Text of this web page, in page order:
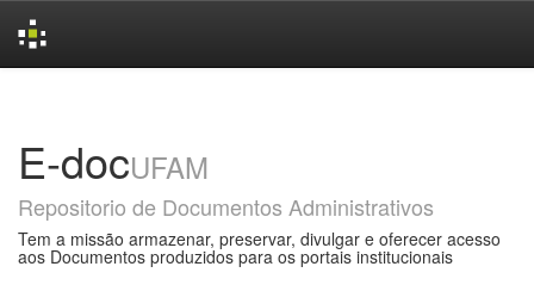
E-docUFAM
Repositorio de Documentos Administrativos
Tem a missão armazenar, preservar, divulgar e oferecer acesso
aos Documentos produzidos para os portais institucionais